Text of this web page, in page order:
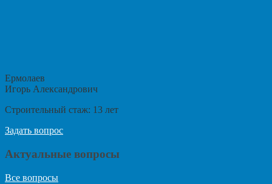
Ермолаев
Игорь Александрович
Строительный стаж: 13 лет
Задать вопрос
Актуальные вопросы
Все вопросы